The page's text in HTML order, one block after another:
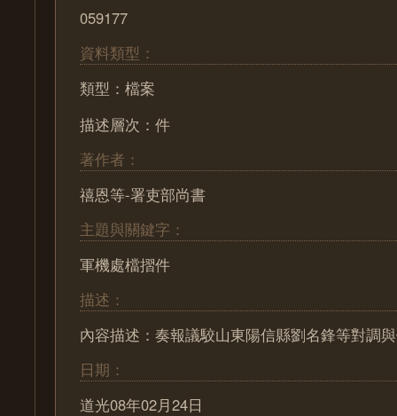
059177
資料類型：
類型：檔案
描述層次：件
著作者：
禧恩等-署吏部尚書
主題與關鍵字：
軍機處檔摺件
描述：
內容描述：奏報議駮山東陽信縣劉名鋒等對調
日期：
道光08年02月24日